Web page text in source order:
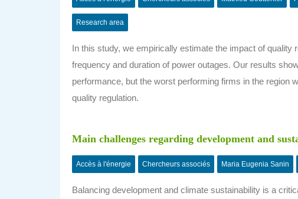
Research area
In this study, we empirically estimate the impact of quality
frequency and duration of power outages. Our results
performance, but the worst performing firms in the region
quality regulation.
Main challenges regarding development and
Accès à l'énergie Chercheurs associés Maria Eugenia Sanin
Balancing development and climate sustainability is a